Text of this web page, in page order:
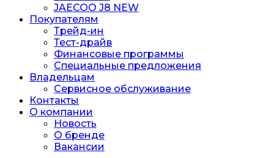
JAECOO J8 NEW
Покупателям
Трейд-ин
Тест-драйв
Финансовые программы
Специальные предложения
Владельцам
Сервисное обслуживание
Контакты
О компании
Новость
O бренде
Вакансии